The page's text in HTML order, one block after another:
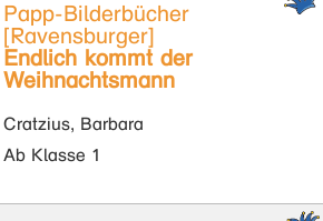
Papp-Bilderbücher
[Ravensburger]
Endlich kommt der
Weihnachtsmann
Cratzius, Barbara
Ab Klasse 1